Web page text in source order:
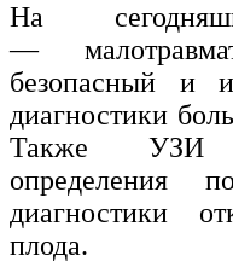
На
—
безопасный и
диагностики
Также УЗИ
определения
диагностики
плода.